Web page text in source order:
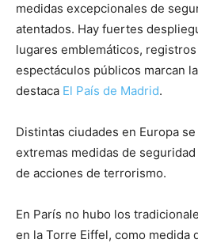
medidas excepcionales de
atentados. Hay fuertes
lugares emblemáticos,
espectáculos públicos marcan
destaca El País de Madrid.
Distintas ciudades en Europa
extremas medidas de
de acciones de terrorismo.
En París no hubo los
en la Torre Eiffel, como medida